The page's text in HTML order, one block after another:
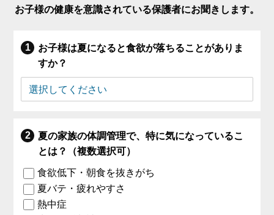
お子様の健康を意識されている保護者にお聞きします。
お子様は夏になると食欲が落ちることがありま
すか？
夏の家族の体調管理で、特に気になっているこ
とは？（複数選択可）
食欲低下・朝食を抜きがち
夏バテ・疲れやすさ
熱中症